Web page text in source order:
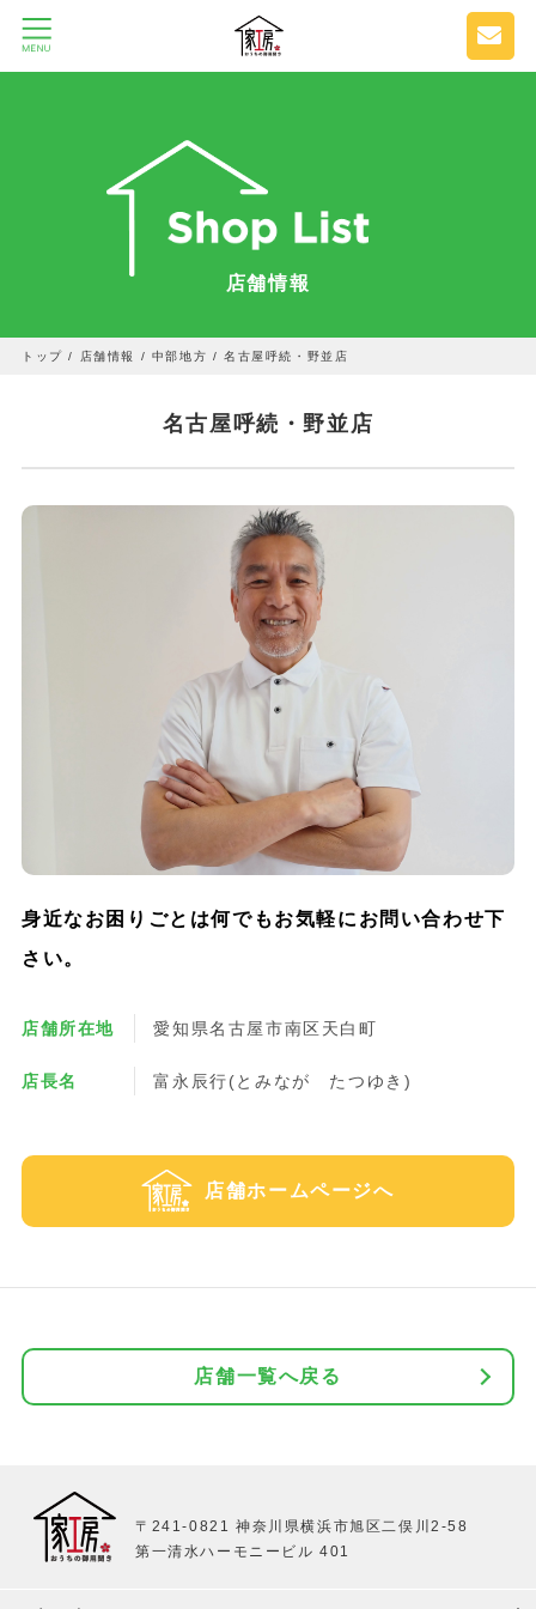
店舗情報
トップ / 店舗情報 / 中部地方 /名古屋呼続・野並店
名古屋呼続・野並店
身近なお困りごとは何でもお気軽にお問い合わせ下
さい。
店舗所在地 愛知県名古屋市南区天白町
店長名 富永辰行(とみなが たつゆき)
店舗ホームページへ
店舗一覧へ戻る
〒241-0821 神奈川県横浜市旭区二俣川2-58
第一清水ハーモニービル 401